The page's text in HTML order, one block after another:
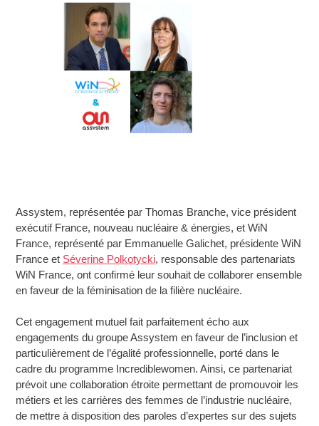
Assystem, représentée par Thomas Branche, vice président
exécutif France, nouveau nucléaire & énergies, et WiN
France, représenté par Emmanuelle Galichet, présidente WiN
France et Séverine Polkotycki, responsable des partenariats
WiN France, ont confirmé leur souhait de collaborer ensemble
en faveur de la féminisation de la filière nucléaire.
Cet engagement mutuel fait parfaitement écho aux
engagements du groupe Assystem en faveur de l’inclusion et
particulièrement de l’égalité professionnelle, porté dans le
cadre du programme Incrediblewomen. Ainsi, ce partenariat
prévoit une collaboration étroite permettant de promouvoir les
métiers et les carrières des femmes de l’industrie nucléaire,
de mettre à disposition des paroles d’expertes sur des sujets